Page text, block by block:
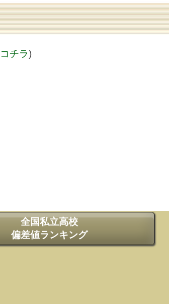
コチラ)
全国私立高校
偏差値ランキング